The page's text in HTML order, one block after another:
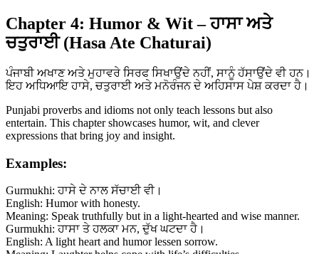
Chapter 4: Humor & Wit – ਹਾਸਾ ਅਤੇ
ਚਤੁਰਾਈ (Hasa Ate Chaturai)
ਪੰਜਾਬੀ ਅਖਾਣ ਅਤੇ ਮੁਹਾਵਰੇ ਸਿਰਫ ਸਿਖਾਉਂਦੇ ਨਹੀਂ, ਸਾਨੂੰ ਹੱਸਾਉਂਦੇ ਵੀ ਹਨ।
ਇਹ ਅਧਿਆਇ ਹਾਸੇ, ਚਤੁਰਾਈ ਅਤੇ ਮਨੋਰੰਜਨ ਦੇ ਅਹਿਸਾਸ ਪੇਸ਼ ਕਰਦਾ ਹੈ।
Punjabi proverbs and idioms not only teach lessons but also
entertain. This chapter showcases humor, wit, and clever
expressions that bring joy and insight.
Examples:
Gurmukhi: ਹਾਸੇ ਦੇ ਨਾਲ ਸੱਚਾਈ ਵੀ।
English: Humor with honesty.
Meaning: Speak truthfully but in a light-hearted and wise manner.
Gurmukhi: ਹਾਸਾ ਤੇ ਹਲਕਾ ਮਨ, ਦੁੱਖ ਘਟਦਾ ਹੈ।
English: A light heart and humor lessen sorrow.